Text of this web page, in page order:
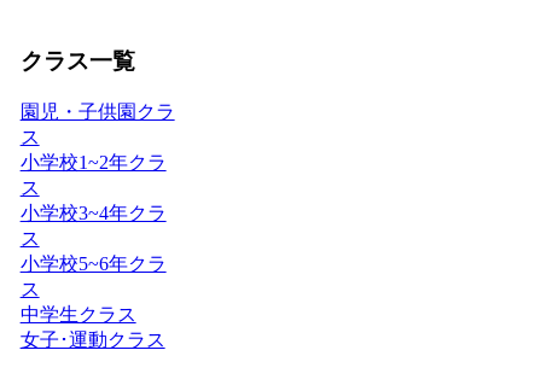
クラス一覧
園児・子供園クラ
ス
小学校1~2年クラ
ス
小学校3~4年クラ
ス
小学校5~6年クラ
ス
中学生クラス
女子･運動クラス